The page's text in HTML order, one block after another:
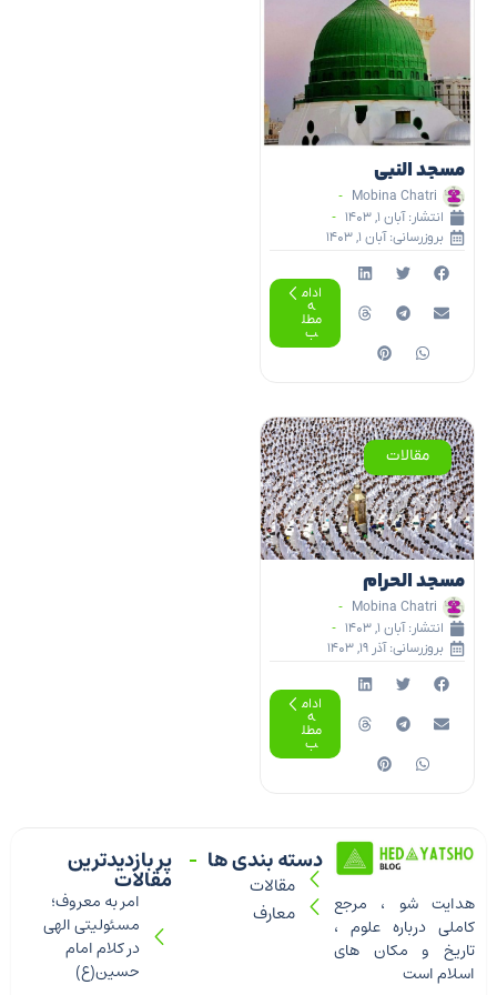
مسجد النبی
Mobina Chatri
انتشار: آبان ۱, ۱۴۰۳
بروزرسانی: آبان ۱, ۱۴۰۳
ادام
ه
مطل
ب
مسجد الحرام
Mobina Chatri
انتشار: آبان ۱, ۱۴۰۳
بروزرسانی: آذر ۱۹, ۱۴۰۳
ادام
ه
مطل
ب
مقالات
پر بازدیدترین
مقالات
امر به معروف؛
مسئولیتی الهی
در کلام امام
حسین(ع)
دسته بندی ها
مقالات
معارف
هدایت شو ، مرجع
کاملی درباره علوم ،
تاریخ و مکان های
اسلام است